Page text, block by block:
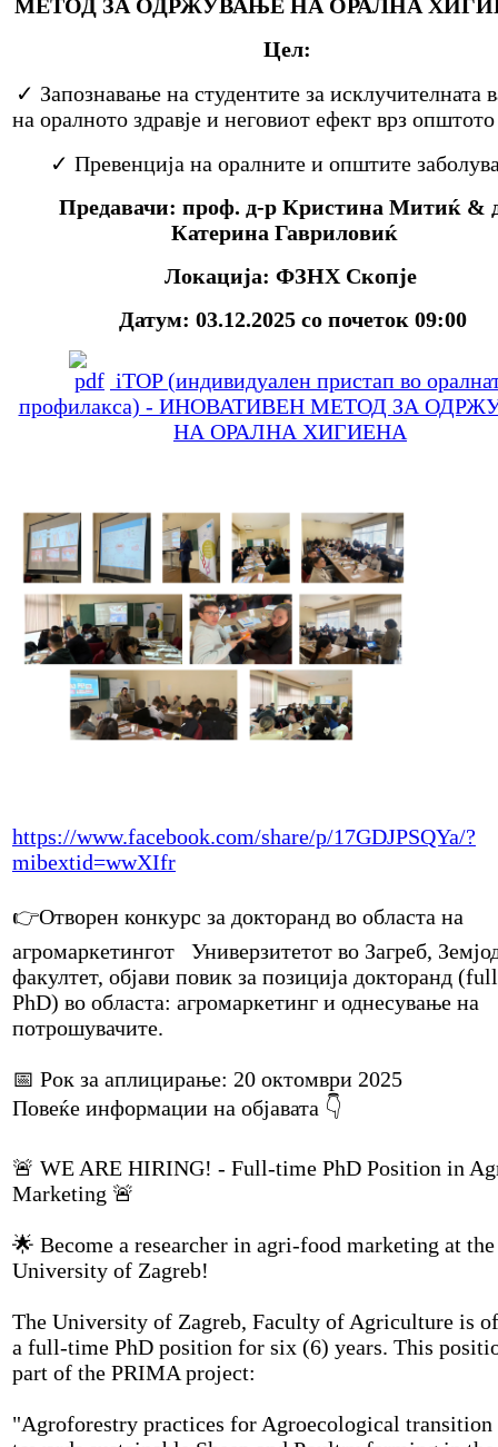
МЕТОД ЗА ОДРЖУВАЊЕ НА ОРАЛНА
Цел:
✓ Запознавање на студентите за исклучителната
на оралното здравје и неговиот ефект врз општото
✓ Превенција на оралните и општите
Предавачи: проф. д-р Кристина Митиќ &
Катерина Гавриловиќ
Локација: ФЗНХ Скопје
Датум: 03.12.2025 со почеток 09:00
iTOP (индивидуален пристап во
профилакса) - ИНОВАТИВЕН МЕТОД ЗА
НА ОРАЛНА ХИГИЕНА
https://www.facebook.com/share/p/17GDJPSQYa/?
mibextid=wwXIfr
👉Отворен конкурс за докторанд во областа на
агромаркетингот Универзитетот во Загреб,
факултет, објави повик за позиција докторанд
PhD) во областа: агромаркетинг и однесување на
потрошувачите.
📅 Рок за аплицирање: 20 октомври 2025
Повеќе информации на објавата 👇
🚨 WE ARE HIRING! - Full-time PhD Position in
Marketing 🚨
🌟 Become a researcher in agri-food marketing at the
University of Zagreb!
The University of Zagreb, Faculty of Agriculture is
a full-time PhD position for six (6) years. This
part of the PRIMA project:
"Agroforestry practices for Agroecological transition